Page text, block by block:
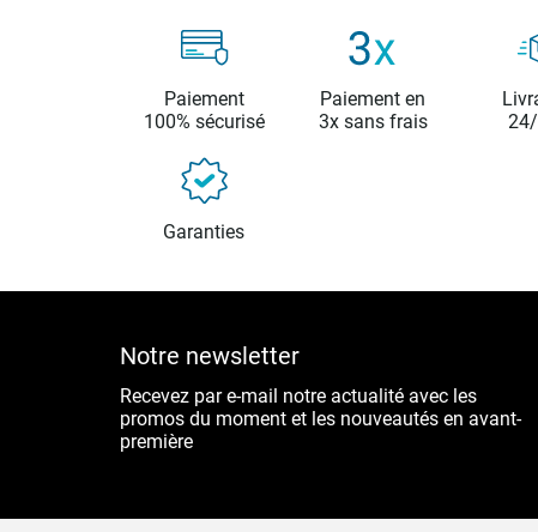
Paiement
100% sécurisé
Paiement en
3x sans frais
Garanties
Notre newsletter
Recevez par e-mail notre actualité avec les
promos du moment et les nouveautés en avant-
première